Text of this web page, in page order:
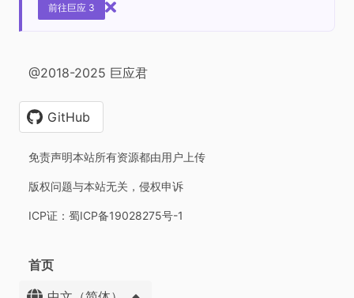
前往巨应 3
@2018-2025 巨应君
GitHub
免责声明本站所有资源都由用户上传
版权问题与本站无关，侵权申诉
ICP证：蜀ICP备19028275号-1
首页